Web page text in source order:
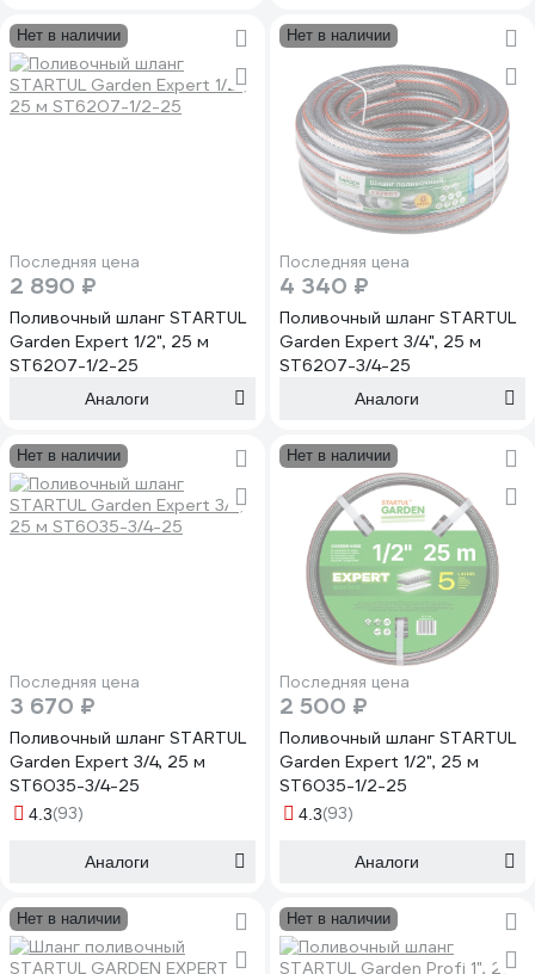
Нет в наличии
Последняя цена
2 890 ₽
Поливочный шланг STARTUL
Garden Expert 1/2", 25 м
ST6207-1/2-25
Аналоги
Нет в наличии
Последняя цена
4 340 ₽
Поливочный шланг STARTUL
Garden Expert 3/4", 25 м
ST6207-3/4-25
Аналоги
Нет в наличии
Последняя цена
3 670 ₽
Поливочный шланг STARTUL
Garden Expert 3/4, 25 м
ST6035-3/4-25
4.3(93)
Аналоги
Нет в наличии
Последняя цена
2 500 ₽
Поливочный шланг STARTUL
Garden Expert 1/2", 25 м
ST6035-1/2-25
4.3(93)
Аналоги
Нет в наличии Нет в наличии